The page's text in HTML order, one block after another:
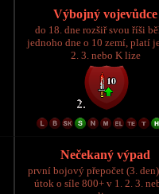
Výbojný vojevůdce
do 18. dne rozšiř svou říši
jednoho dne o 10 zemí, platí
2. 3. nebo K lize
Nečekaný výpad
první bojový přepočet (3.
útok o síle 800+ v 1. 2. 3.